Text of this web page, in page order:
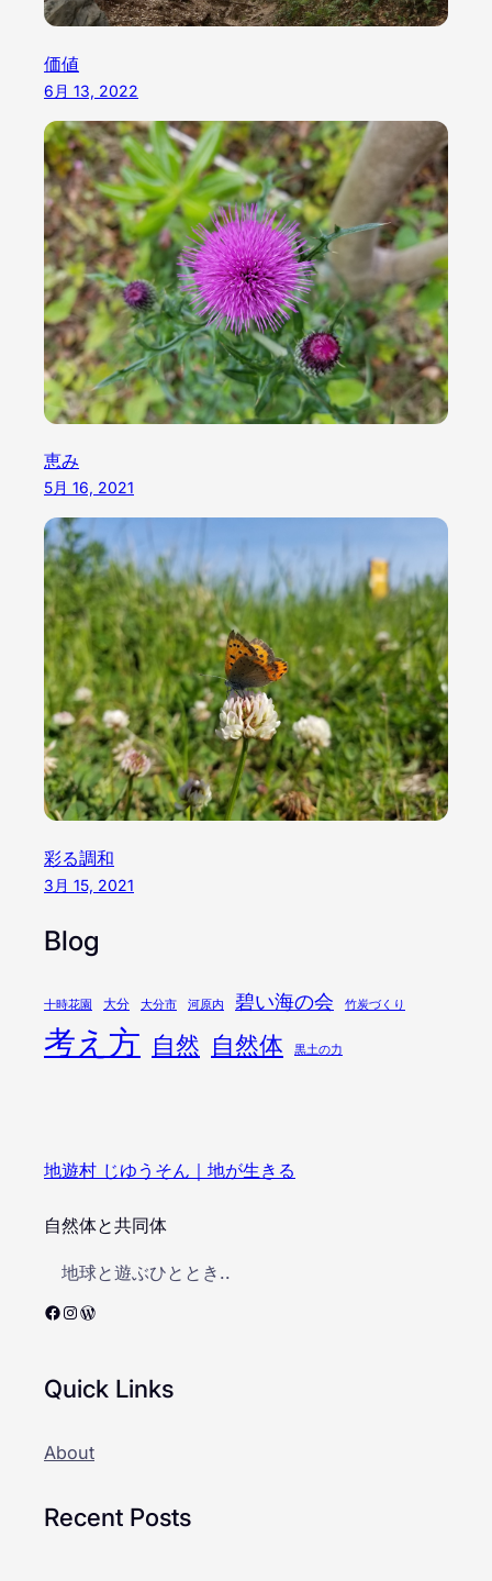
価値
6月 13, 2022
恵み
5月 16, 2021
彩る調和
3月 15, 2021
Blog
十時花園 大分 大分市 河原内 碧い海の会 竹炭づくり
考え方 自然 自然体 黒土の力
地遊村 じゆうそん｜地が生きる
自然体と共同体
地球と遊ぶひととき..
Facebook Instagram WordPress
Quick Links
About
Recent Posts